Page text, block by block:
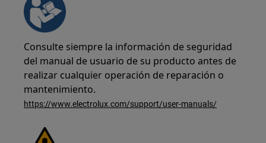
Consulte siempre la información de seguridad
del manual de usuario de su producto antes de
realizar cualquier operación de reparación o
mantenimiento.
https://www.electrolux.com/support/user-manuals/